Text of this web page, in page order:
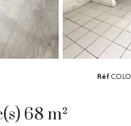
Maison 4 pièce(s) 3 chambre(s) 68 m²
RéfCOLO